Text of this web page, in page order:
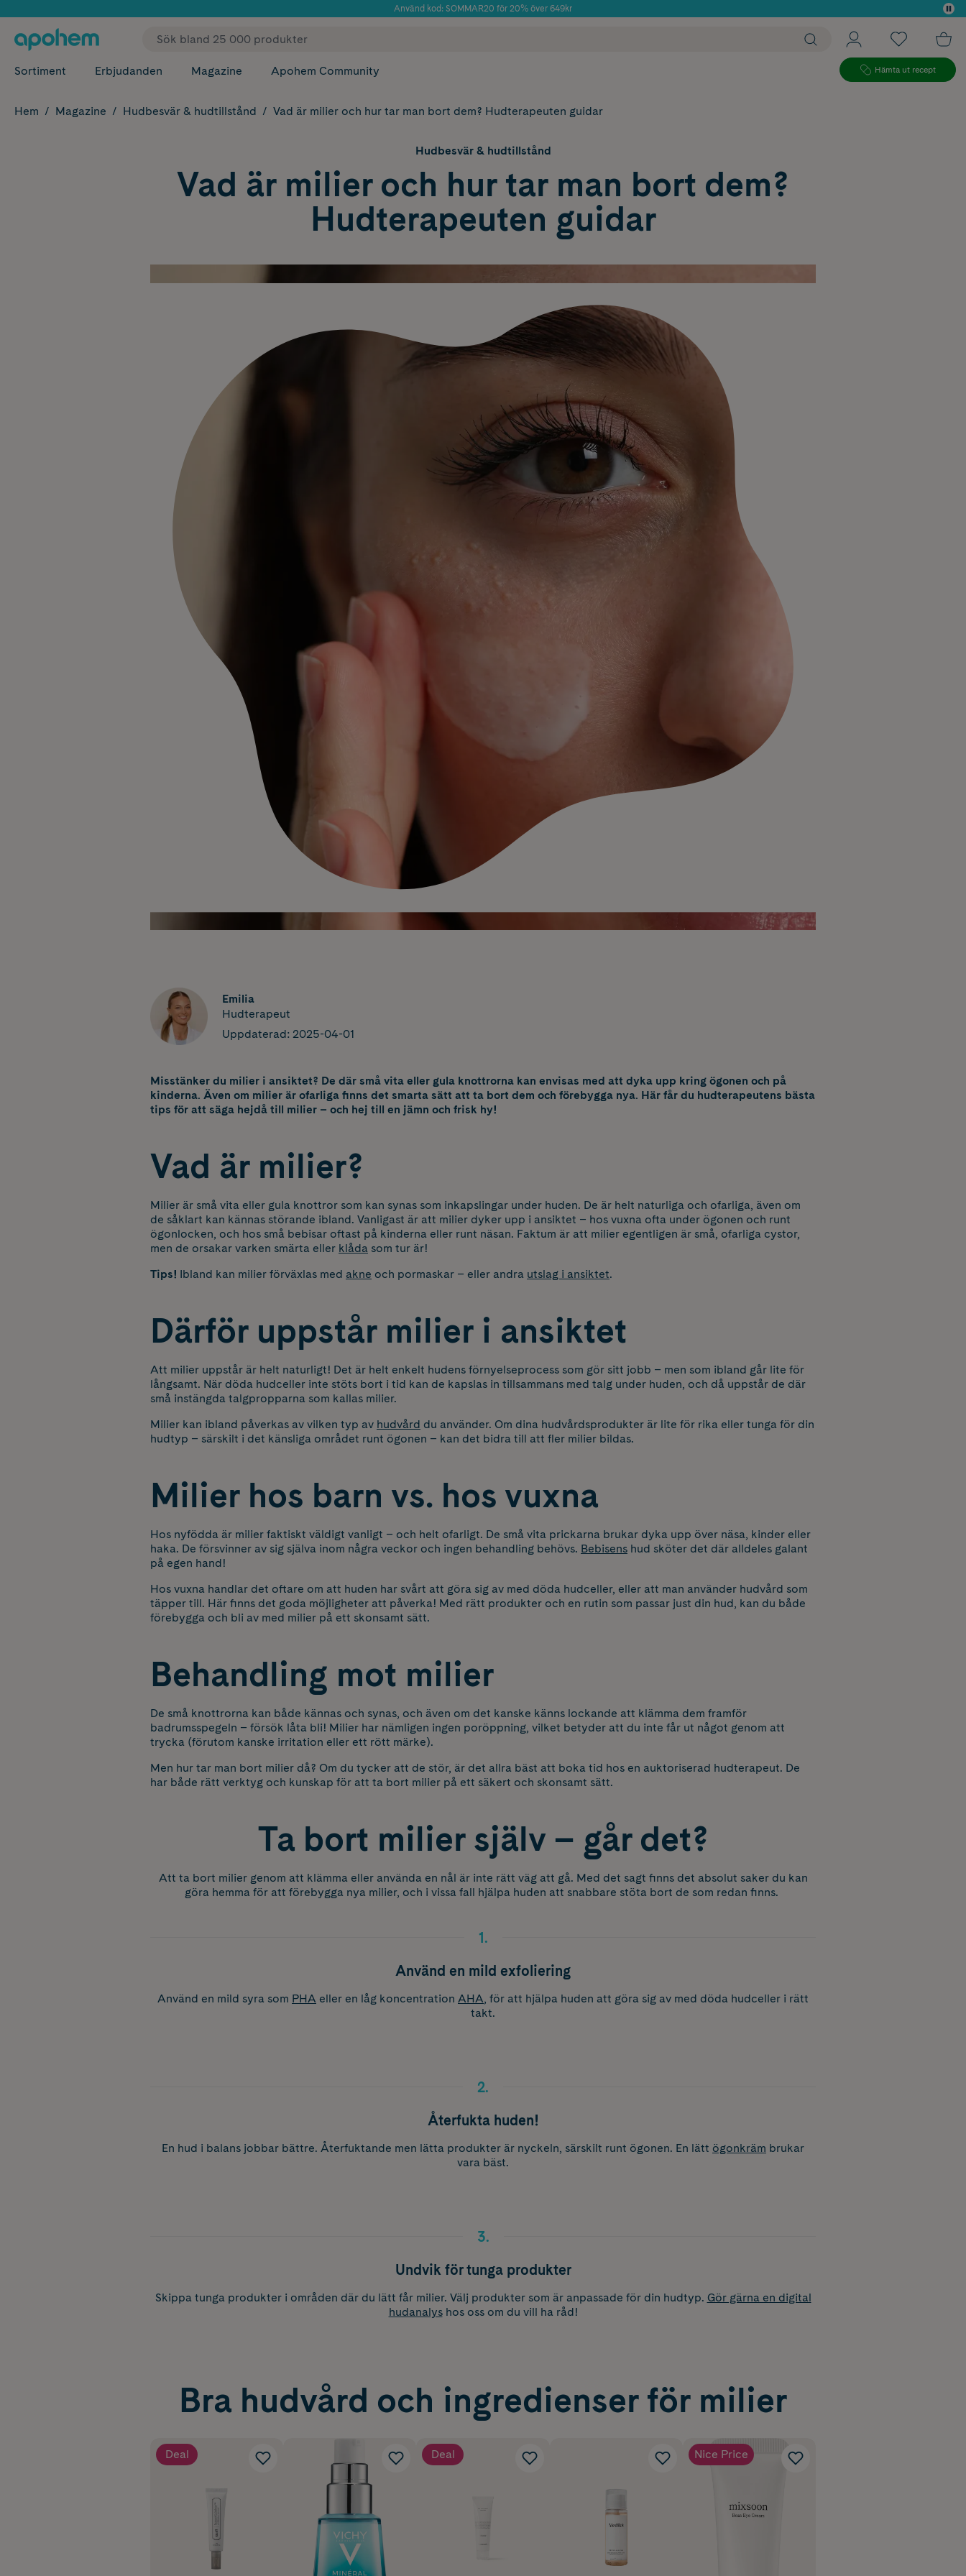
Använd kod: SOMMAR20 för 20% över 649kr
✓ Fri frakt
Sortiment Erbjudanden Magazine Apohem Community Hämta ut recept
Hem Magazine Hudbesvär & hudtillstånd Vad är milier och hur tar man bort dem? Hudterapeuten guidar
Hudbesvär & hudtillstånd
Vad är milier och hur tar man bort dem?
Hudterapeuten guidar
Emilia
Hudterapeut
Uppdaterad: 2025-04-01
Misstänker du milier i ansiktet? De där små vita eller gula knottrorna kan envisas med att dyka upp kring ögonen och på
kinderna. Även om milier är ofarliga finns det smarta sätt att ta bort dem och förebygga nya. Här får du hudterapeutens bästa
tips för att säga hejdå till milier – och hej till en jämn och frisk hy!
Vad är milier?
Milier är små vita eller gula knottror som kan synas som inkapslingar under huden. De är helt naturliga och ofarliga, även om
de såklart kan kännas störande ibland. Vanligast är att milier dyker upp i ansiktet – hos vuxna ofta under ögonen och runt
ögonlocken, och hos små bebisar oftast på kinderna eller runt näsan. Faktum är att milier egentligen är små, ofarliga cystor,
men de orsakar varken smärta eller klåda som tur är!
Tips! Ibland kan milier förväxlas med akne och pormaskar – eller andra utslag i ansiktet.
Därför uppstår milier i ansiktet
Att milier uppstår är helt naturligt! Det är helt enkelt hudens förnyelseprocess som gör sitt jobb – men som ibland går lite för
långsamt. När döda hudceller inte stöts bort i tid kan de kapslas in tillsammans med talg under huden, och då uppstår de där
små instängda talgpropparna som kallas milier.
Milier kan ibland påverkas av vilken typ av hudvård du använder. Om dina hudvårdsprodukter är lite för rika eller tunga för din
hudtyp – särskilt i det känsliga området runt ögonen – kan det bidra till att fler milier bildas.
Milier hos barn vs. hos vuxna
Hos nyfödda är milier faktiskt väldigt vanligt – och helt ofarligt. De små vita prickarna brukar dyka upp över näsa, kinder eller
haka. De försvinner av sig själva inom några veckor och ingen behandling behövs. Bebisens hud sköter det där alldeles galant
på egen hand!
Hos vuxna handlar det oftare om att huden har svårt att göra sig av med döda hudceller, eller att man använder hudvård som
täpper till. Här finns det goda möjligheter att påverka! Med rätt produkter och en rutin som passar just din hud, kan du både
förebygga och bli av med milier på ett skonsamt sätt.
Behandling mot milier
De små knottrorna kan både kännas och synas, och även om det kanske känns lockande att klämma dem framför
badrumsspegeln – försök låta bli! Milier har nämligen ingen poröppning, vilket betyder att du inte får ut något genom att
trycka (förutom kanske irritation eller ett rött märke).
Men hur tar man bort milier då? Om du tycker att de stör, är det allra bäst att boka tid hos en auktoriserad hudterapeut. De
har både rätt verktyg och kunskap för att ta bort milier på ett säkert och skonsamt sätt.
Ta bort milier själv – går det?
Att ta bort milier genom att klämma eller använda en nål är inte rätt väg att gå. Med det sagt finns det absolut saker du kan
göra hemma för att förebygga nya milier, och i vissa fall hjälpa huden att snabbare stöta bort de som redan finns.
1.
Använd en mild exfoliering
Använd en mild syra som PHA eller en låg koncentration AHA, för att hjälpa huden att göra sig av med döda hudceller i rätt
takt.
2.
Återfukta huden!
En hud i balans jobbar bättre. Återfuktande men lätta produkter är nyckeln, särskilt runt ögonen. En lätt ögonkräm brukar
vara bäst.
3.
Undvik för tunga produkter
Skippa tunga produkter i områden där du lätt får milier. Välj produkter som är anpassade för din hudtyp. Gör gärna en digital
hudanalyshos oss om du vill ha råd!
Bra hudvård och ingredienser för milier
Deal Deal Nice Price